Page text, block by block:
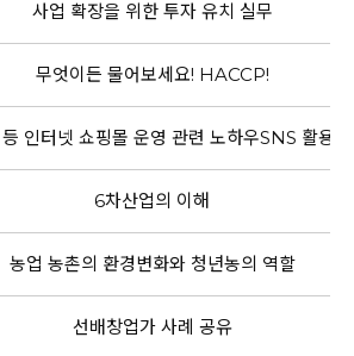
사업 확장을 위한 투자 유치 실무
무엇이든 물어보세요! HACCP!
인터넷 쇼핑몰 운영 관련 노하우SNS 활용
6차산업의 이해
농업 농촌의 환경변화와 청년농의 역할
선배창업가 사례 공유